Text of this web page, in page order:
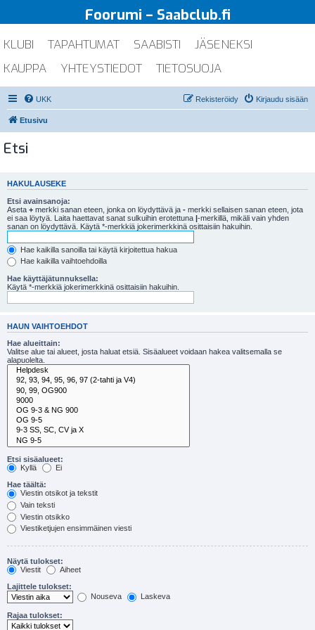
Foorumi – Saabclub.fi
KLUBI TAPAHTUMAT SAABISTI
JÄSENEKSI
KAUPPA
YHTEYSTIEDOT TIETOSUOJA
UKK Kirjaudu sisään
Rekisteröidy
Etusivu
Etsi
HAKULAUSEKE
Etsi avainsanoja:
Aseta + merkki sanan eteen, jonka on löydyttävä ja - merkki sellaisen sanan eteen, jota
ei saa löytyä. Laita haettavat sanat sulkuihin erotettuna |-merkillä, mikäli vain yhden
sanan on löydyttävä. Käytä *-merkkiä jokerimerkkinä osittaisiin hakuihin.
Hae kaikilla sanoilla tai käytä kirjoitettua hakua
Hae kaikilla vaihtoehdoilla
Hae käyttäjätunnuksella:
Käytä *-merkkiä jokerimerkkinä osittaisiin hakuihin.
HAUN VAIHTOEHDOT
Hae alueittain:
Valitse alue tai alueet, josta haluat etsiä. Sisäalueet voidaan hakea valitsemalla se
alapuolelta.
Etsi sisäalueet:
Kyllä
Ei
Hae täältä:
Viestin otsikot ja tekstit
Vain teksti
Viestin otsikko
Viestiketjujen ensimmäinen viesti
Näytä tulokset:
Viestit
Aiheet
Lajittele tulokset:
Nouseva
Laskeva
Rajaa tulokset: